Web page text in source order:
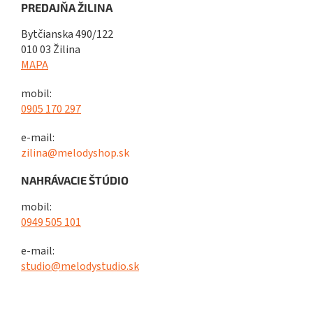
PREDAJŇA ŽILINA
Bytčianska 490/122
010 03 Žilina
MAPA
mobil:
0905 170 297
e-mail:
zilina@melodyshop.sk
NAHRÁVACIE ŠTÚDIO
mobil:
0949 505 101
e-mail:
studio@melodystudio.sk